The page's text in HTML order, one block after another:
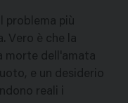
problema più
Vero è che la
morte dell'amata
e un desiderio
reali i